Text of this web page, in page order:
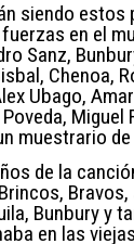
siendo
en el
Sanz,
Chenoa,
Ubago,
muestrario
de la
Bunbury
en las